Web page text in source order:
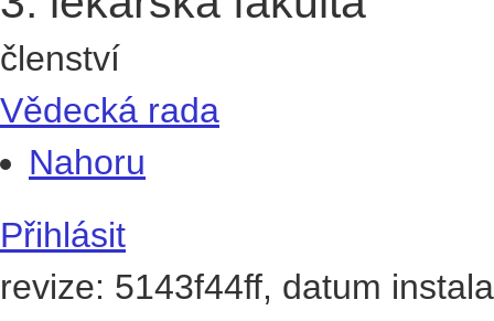
členství
Vědecká rada
Nahoru
Přihlásit
revize: 5143f44ff, datum